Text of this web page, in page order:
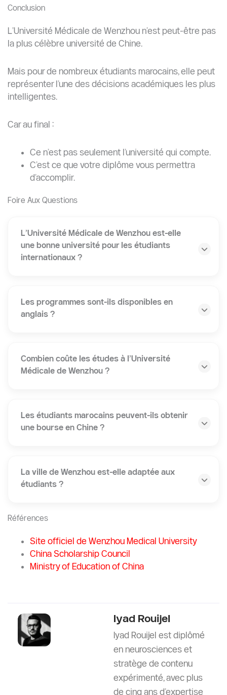
Conclusion
L’Université Médicale de Wenzhou n’est peut-être pas
la plus célèbre université de Chine.
Mais pour de nombreux étudiants marocains, elle peut
représenter l’une des décisions académiques les plus
intelligentes.
Car au final :
Ce n’est pas seulement l’université qui compte.
C’est ce que votre diplôme vous permettra
d’accomplir.
Foire Aux Questions
L’Université Médicale de Wenzhou est-elle
une bonne université pour les étudiants
internationaux ?
Les programmes sont-ils disponibles en
anglais ?
Combien coûte les études à l’Université
Médicale de Wenzhou ?
Les étudiants marocains peuvent-ils obtenir
une bourse en Chine ?
La ville de Wenzhou est-elle adaptée aux
étudiants ?
Références
Site officiel de Wenzhou Medical University
China Scholarship Council
Ministry of Education of China
Iyad Rouijel
Iyad Rouijel est diplômé
en neurosciences et
stratège de contenu
expérimenté, avec plus
de cinq ans d’expertise